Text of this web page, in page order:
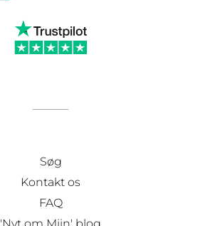
Søg
Kontakt os
FAQ